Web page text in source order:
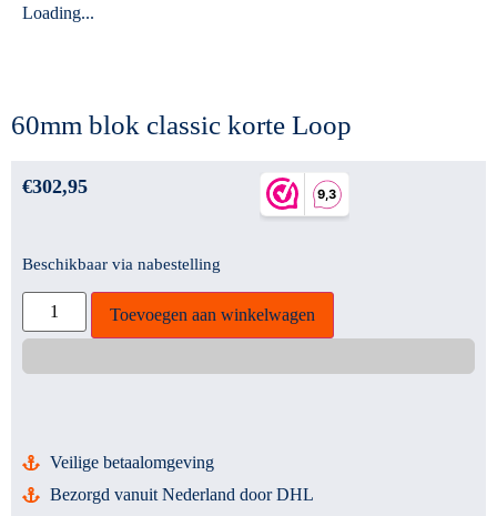
Loading...
60mm blok classic korte Loop
€302,95
Beschikbaar via nabestelling
Toevoegen aan winkelwagen
Veilige betaalomgeving
Bezorgd vanuit Nederland door DHL